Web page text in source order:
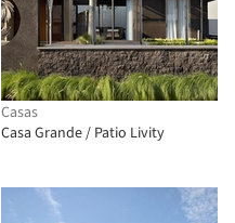
Casas
Casa Grande / Patio Livity